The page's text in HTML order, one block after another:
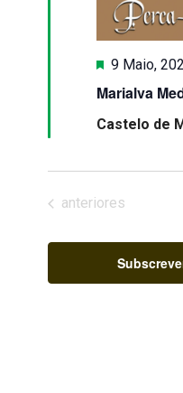
Marialva
Destaque
9 Maio,
Castelo de
Eventos
anteriores